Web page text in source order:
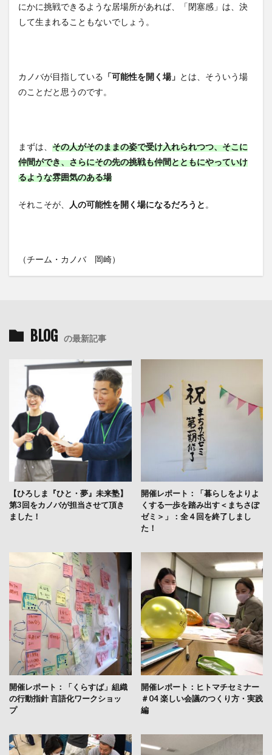
にかに挑戦できるような居場所があれば、「閉塞感」は、決
して生まれることもないでしょう。
カノバが目指している 「可能性を開く場」 とは、そういう場
のことだと思うのです。
まずは、 その人がそのままの姿で受け入れられつつ、そこに
仲間ができ、さらにその先の挑戦も仲間とともにやっていけ
るような雰囲気のある場
それこそが、 人の可能性を開く場になるだろうと 。
（チーム・カノバ 岡崎）
BLOG の最新記事
【ひろしま『ひと・夢』未来塾】
第3回をカノバが担当させて頂き
ました！
開催レポート：「暮らしをよりよ
くする一歩を踏み出す＜まちさぽ
ゼミ＞」：全４回を終了しまし
た！
開催レポート：「くらすば」組織
の行動指針 言語化ワークショッ
プ
開催レポート：ヒトマチセミナー
＃04 楽しい会議のつくり方・実践
編